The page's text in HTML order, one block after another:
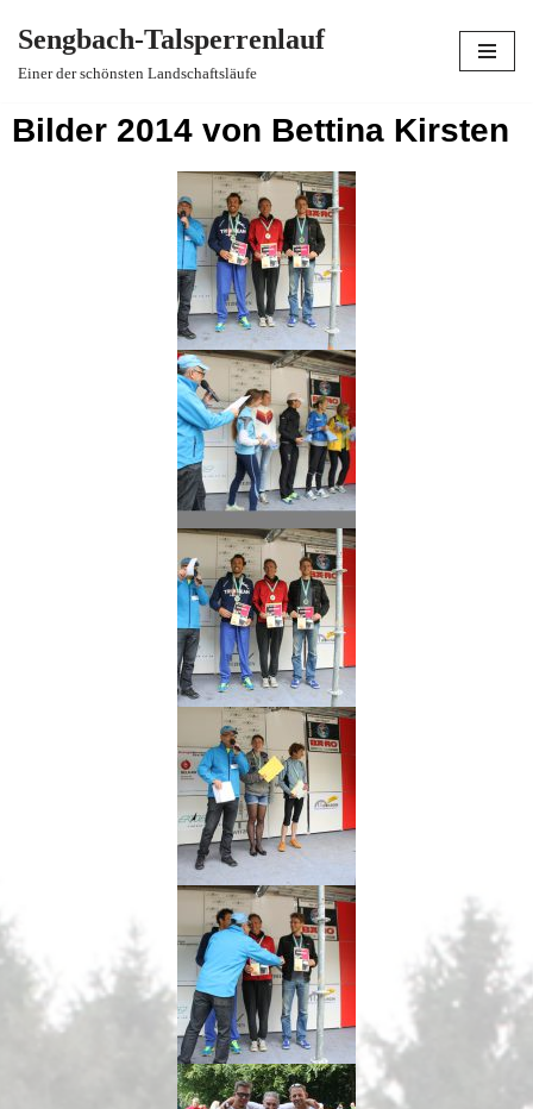
Zum
springen
Sengbach-Talsperrenlauf
Einer der schönsten Landschaftsläufe
Bilder 2014 von Bettina Kirsten